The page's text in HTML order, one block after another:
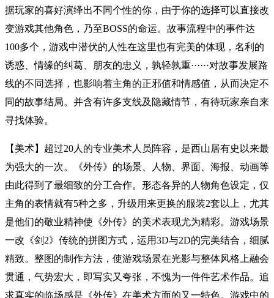
据玩家的喜好演绎出不同个性的你，由于你的选择可以直接改
变游戏其他角色，乃至BOSS的命运。故事流程中的事件达
100多个，游戏中潜伏的人性在这里也有完美的体现，名利的
诱惑、情缘的纠葛、朋友的忠义，孰轻孰重······对故事发展路
线的不同选择，也影响着主角的正邪值和情感值，从而决定不
同的故事结局。并含有许多支线及隐藏情节，有待玩家亲自来
寻找体验。
【美术】超过20人的专业美术人员阵容，是西山居有史以来最
为强大的一次。《外传》的场景、人物、界面、海报、动画等
由此得到了最细致的分工合作。形态各异的人物角色设定，仅
主角的表情就有5种之多，升级用来更换的服装2套以上，尤其
是他们的敬业精神使《外传》的美术表现尤为精彩。游戏场景
一改《剑2》传统的拼图方式，运用3D与2D的完美结合，细腻
精致。整图的制作方法，使游戏场景在光影与整体风格上融会
贯通，气势宏大，即写实又夸张，不愧为一件件艺术作品。追
求真实的临场感是《外传》在美术方面的又一特色。游戏中的